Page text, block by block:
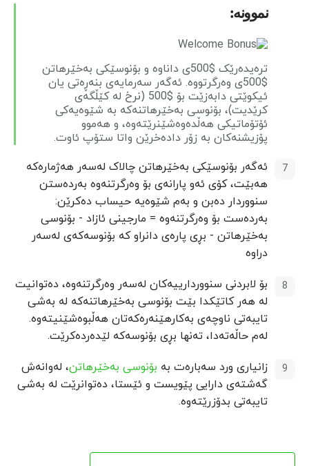
نموونە:
ترەیدەرێک $500ی داناوە و بۆنوسێکی بەخێرهاتن
$500ی وەرگرتووە. ئەگەر سەرمایەی بنەڕەتی یان
ئیکوێتی دابەزێت بۆ $500 (نرخ لە کێڵگەی
کرێدیت)، بۆنوسی بەخێرهاتنەکە بە شێوەیەکی
ئۆتۆماتیکی هەڵدەوەشێنرێتەوە، و هەموو
پۆزیشنەکان بە زۆر دادەخرێن واتا ستۆپ ئاوت.
ئەگەر بۆنوسێکی بەخێرهاتن چالاک لەسەر هەژمارەکە
هەبێت، کۆی ئەو پارانەی بۆ وەرگرتنەوە بەردەستن
سنووردار دەبن و بەم شێوەیە حیساب دەکرێن:
بەردەست بۆ وەرگرتنەوە = مارجینی ئازاد - بۆنوسی
بەخێرهاتن - بڕی پارەی دانراو کە بۆنوسەکەی لەسەر
دراوە
بۆ لابردنی سنووردارییەکان لەسەر وەرگرتنەوە، دەتوانیت
لە هەر کاتێکدا بێت بۆنوسی بەخێرهاتنەکە لە بەشی
تایبەتی ناوچەی بەکارهێنەرەکەتان هەڵبوەشێنیتەوە.
لەم حاڵەتەدا، تەنها بڕی بۆنوسەکە لێدەردەکرێت.
زانیاری ورد سەبارەت بە بۆنوسی بەخێرهاتن، لەوانەش
گەشتەی دارایی پێویست و ئێستا، دەتوانرێت لە بەشی
تایبەتی بدۆزرێتەوە.